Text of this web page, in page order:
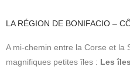
LA RÉGION DE BONIFACIO –
A mi-chemin entre la Corse et la
magnifiques petites îles : Les